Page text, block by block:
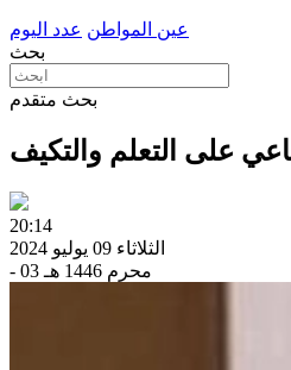
عين المواطن عدد اليوم
بحث
بحث متقدم
على التعلم والتكيف
20:14
الثلاثاء 09 يوليو 2024
- 03 محرم 1446 هـ